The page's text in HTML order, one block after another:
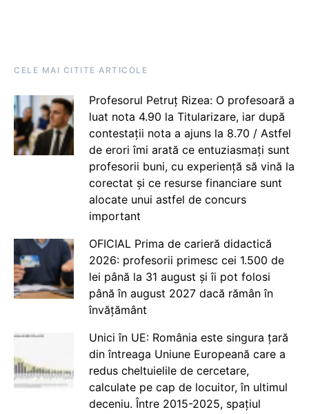
CELE MAI CITITE ARTICOLE
Profesorul Petruț Rizea: O profesoară a
luat nota 4.90 la Titularizare, iar după
contestații nota a ajuns la 8.70 / Astfel
de erori îmi arată ce entuziasmați sunt
profesorii buni, cu experiență să vină la
corectat și ce resurse financiare sunt
alocate unui astfel de concurs
important
OFICIAL Prima de carieră didactică
2026: profesorii primesc cei 1.500 de
lei până la 31 august și îi pot folosi
până în august 2027 dacă rămân în
învățământ
Unici în UE: România este singura țară
din întreaga Uniune Europeană care a
redus cheltuielile de cercetare,
calculate pe cap de locuitor, în ultimul
deceniu. Între 2015-2025, spațiul